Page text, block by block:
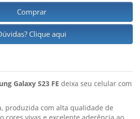
Comprar
Clique aqui
Galaxy S23 FE deixa seu celular com
produzida com alta qualidade de